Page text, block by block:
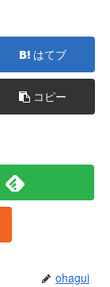
はてブ
コピー
ohagui